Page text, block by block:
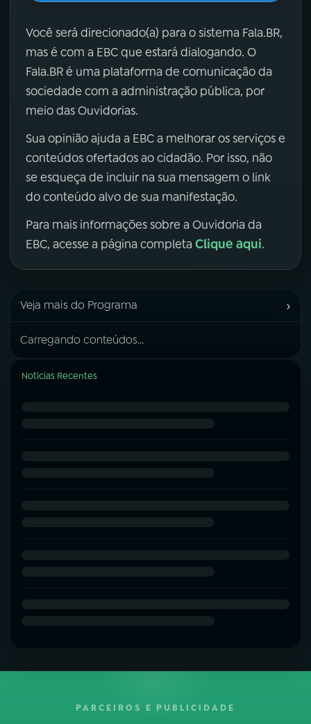
Você será direcionado(a) para o sistema Fala.BR,
mas é com a EBC que estará dialogando. O
Fala.BR é uma plataforma de comunicação da
sociedade com a administração pública, por
meio das Ouvidorias.
Sua opinião ajuda a EBC a melhorar os serviços e
conteúdos ofertados ao cidadão. Por isso, não
se esqueça de incluir na sua mensagem o link
do conteúdo alvo de sua manifestação.
Para mais informações sobre a Ouvidoria da
EBC, acesse a página completa Clique aqui.
Veja mais do Programa ›
Carregando conteúdos...
Notícias Recentes
PARCEIROS E PUBLICIDADE